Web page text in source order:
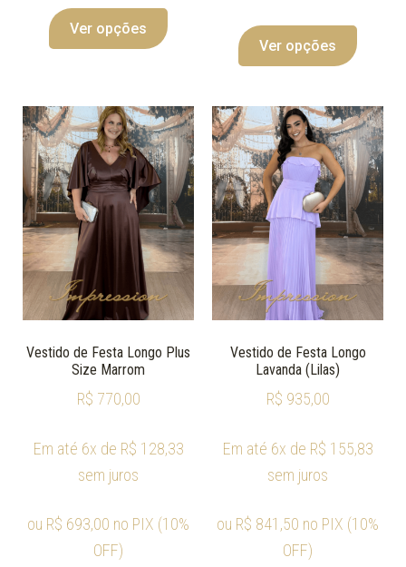
Ver opções
Ver opções
Vestido de Festa Longo Plus
Size Marrom
R$ 770,00
Em até 6x de R$ 128,33
sem juros
ou R$ 693,00 no PIX (10%
OFF)
Vestido de Festa Longo
Lavanda (Lilas)
R$ 935,00
Em até 6x de R$ 155,83
sem juros
ou R$ 841,50 no PIX (10%
OFF)